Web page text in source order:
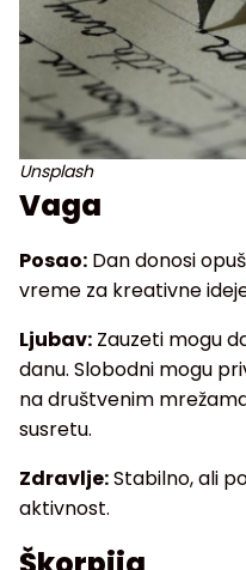
Unsplash
Vaga
Posao: Dan donosi
vreme za kreativne
Ljubav: Zauzeti mogu
danu. Slobodni mogu
na društvenim
susretu.
Zdravlje:Stabilno, ali
aktivnost.